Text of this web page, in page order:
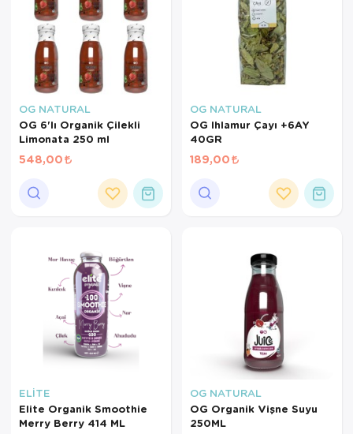
OG NATURAL
OG 6'lı Organik Çilekli
Limonata 250 ml
548,00
OG NATURAL
OG Ihlamur Çayı +6AY
40GR
189,00
ELİTE
Elite Organik Smoothie
Merry Berry 414 ML
OG NATURAL
OG Organik Vişne Suyu
250ML